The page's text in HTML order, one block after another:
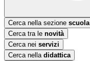
Cerca nella sezione scuola
Cerca tra le novità
Cerca nei servizi
Cerca nella didattica